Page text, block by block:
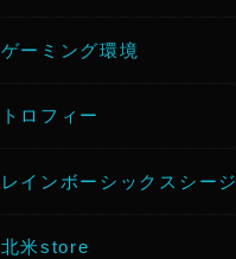
ゲーミング環境
トロフィー
レインボーシックスシージ
北米store